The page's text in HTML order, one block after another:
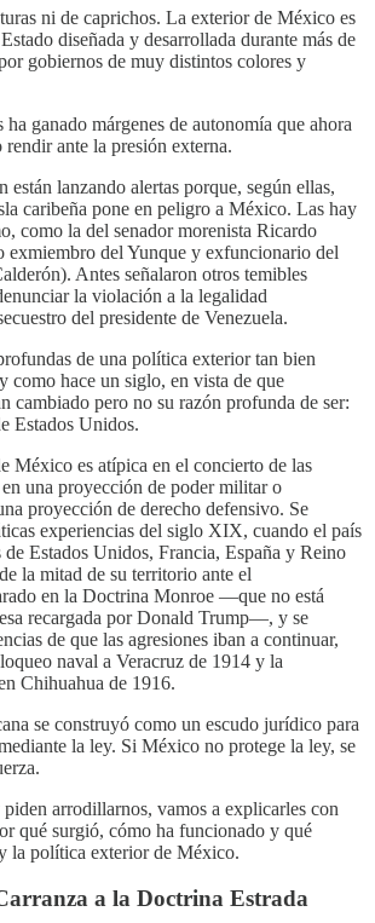
ni de caprichos. La exterior de México es
diseñada y desarrollada durante más de
gobiernos de muy distintos colores y
ha ganado márgenes de autonomía que ahora
rendir ante la presión externa.
están lanzando alertas porque, según ellas,
caribeña pone en peligro a México. Las hay
como la del senador morenista Ricardo
exmiembro del Yunque y exfuncionario del
Antes señalaron otros temibles
la violación a la legalidad
del presidente de Venezuela.
de una política exterior tan bien
como hace un siglo, en vista de que
cambiado pero no su razón profunda de ser:
Estados Unidos.
México es atípica en el concierto de las
en una proyección de poder militar o
proyección de derecho defensivo. Se
experiencias del siglo XIX, cuando el país
Estados Unidos, Francia, España y Reino
la mitad de su territorio ante el
en la Doctrina Monroe —que no está
recargada por Donald Trump—, y se
de que las agresiones iban a continuar,
naval a Veracruz de 1914 y la
Chihuahua de 1916.
se construyó como un escudo jurídico para
la ley. Si México no protege la ley, se
arrodillarnos, vamos a explicarles con
qué surgió, cómo ha funcionado y qué
la política exterior de México.
a la Doctrina Estrada